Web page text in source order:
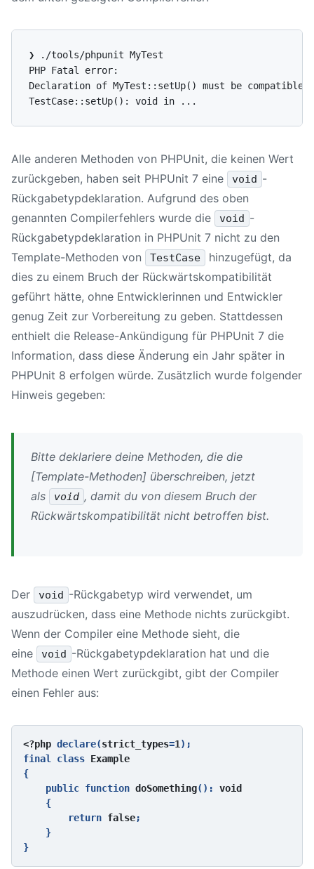
❯ ./tools/phpunit MyTest
PHP Fatal error:
Declaration of MyTest::setUp() must be compatible
Alle anderen Methoden von PHPUnit, die keinen Wert
zurückgeben, haben seit PHPUnit 7 eine void -
Rückgabetypdeklaration. Aufgrund des oben
genannten Compilerfehlers wurde die
void -
Rückgabetypdeklaration in PHPUnit 7 nicht zu den
Template-Methoden von
TestCase
hinzugefügt, da
dies zu einem Bruch der Rückwärtskompatibilität
geführt hätte, ohne Entwicklerinnen und Entwickler
genug Zeit zur Vorbereitung zu geben. Stattdessen
enthielt die Release-Ankündigung für PHPUnit 7 die
Information, dass diese Änderung ein Jahr später in
PHPUnit 8 erfolgen würde. Zusätzlich wurde folgender
Hinweis gegeben:
Bitte deklariere deine Methoden, die die
[Template-Methoden] überschreiben, jetzt
als
void , damit du von diesem Bruch der
Rückwärtskompatibilität nicht betroffen bist.
Der void -Rückgabetyp wird verwendet, um
auszudrücken, dass eine Methode nichts zurückgibt.
Wenn der Compiler eine Methode sieht, die
eine
void -Rückgabetypdeklaration hat und die
Methode einen Wert zurückgibt, gibt der Compiler
einen Fehler aus:
<?php declare(strict_types=1 );
final class
{
    public function
doSomething(): void
{
        return
false;
    }